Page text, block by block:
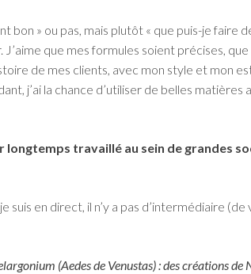
bon » ou pas, mais plutôt « que puis-je faire
que mes formules soient précises,
de mes clients, avec mon style et mon
j’ai la chance d’utiliser de belles
longtemps travaillé au sein de grandes
suis en direct, il n’y a pas d’intermédiaire
(Aedes de Venustas) : des créations